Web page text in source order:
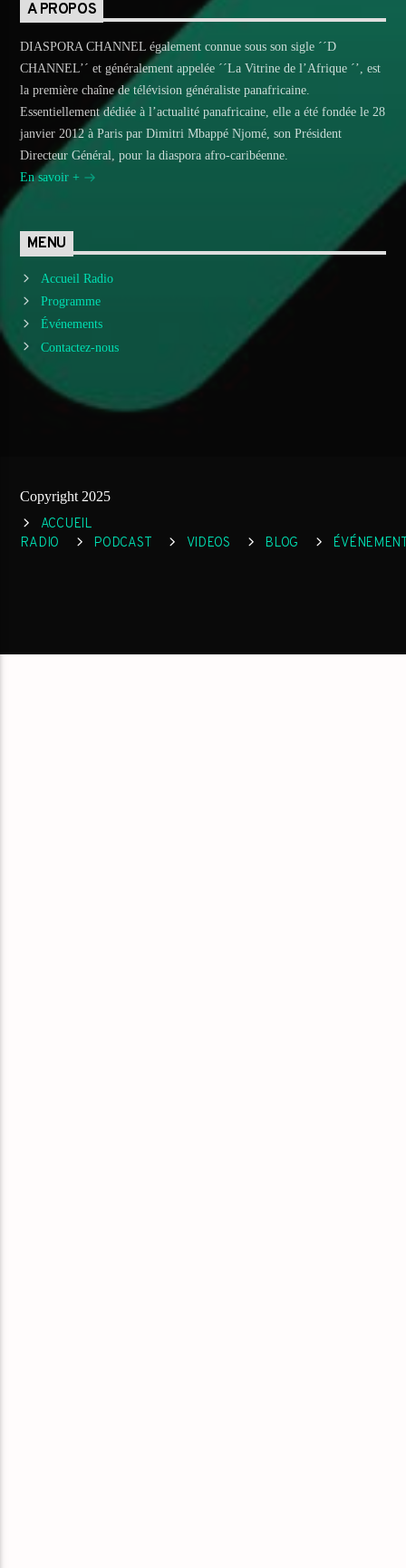
A PROPOS
DIASPORA CHANNEL également connue sous son sigle ´´D
CHANNEL’´ et généralement appelée ´´La Vitrine de l’Afrique ´’, est
la première chaîne de télévision généraliste panafricaine.
Essentiellement dédiée à l’actualité panafricaine, elle a été fondée le 28
janvier 2012 à Paris par Dimitri Mbappé Njomé, son Président
Directeur Général, pour la diaspora afro-caribéenne.
En savoir +
MENU
Accueil Radio
Programme
Événements
Contactez-nous
Copyright 2025
ACCUEIL
RADIO
PODCAST VIDEOS BLOG